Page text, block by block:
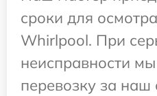
сроки для
Whirlpool. При
неисправности
перевозку за наш